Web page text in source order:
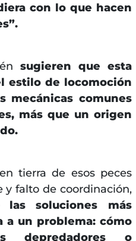
con lo que hacen
sugieren que esta
estilo de locomoción
mecánicas comunes
más que un origen
tierra de esos peces
y falto de coordinación,
soluciones más
a un problema: cómo
depredadores o